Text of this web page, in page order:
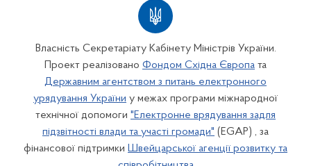
Власність Секретаріату Кабінету Міністрів України.
Проект реалізовано Фондом Східна Європа та
Державним агентством з питань електронного
урядування України у межах програми міжнародної
технічної допомоги "Електронне врядування задля
підзвітності влади та участі громади" (EGAP) , за
фінансової підтримки Швейцарської агенції розвитку та